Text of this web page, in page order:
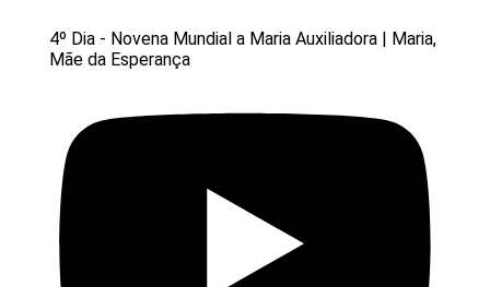
4º Dia - Novena Mundial a Maria Auxiliadora | Maria,
Mãe da Esperança